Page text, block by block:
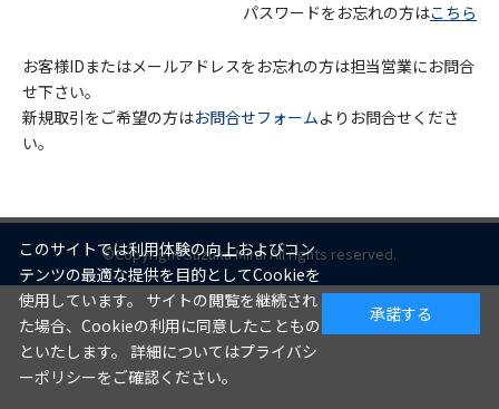
パスワードをお忘れの方はこちら
お客様IDまたはメールアドレスをお忘れの方は担当営業にお問合
せ下さい。
新規取引をご希望の方はお問合せフォームよりお問合せくださ
い。
©Copyright Suzuka Mirai All rights reserved.
このサイトでは利用体験の向上およびコン
テンツの最適な提供を目的としてCookieを
使用しています。 サイトの閲覧を継続され
た場合、Cookieの利用に同意したこともの
といたします。 詳細についてはプライバシ
ーポリシーをご確認ください。
承諾する